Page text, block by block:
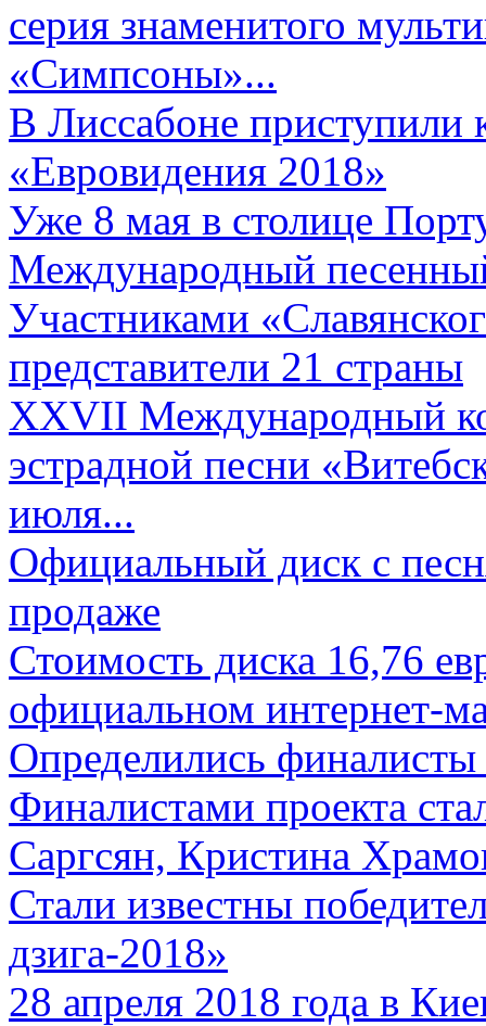
серия знаменитого
«Симпсоны»...
В Лиссабоне приступили
«Евровидения 2018»
Уже 8 мая в столице
Международный
Участниками
представители 21 страны
XXVII Международный
эстрадной песни
июля...
Официальный диск с
продаже
Стоимость диска 16,76
официальном интернет-
Определились
Финалистами проекта
Саргсян, Кристина
Стали известны
дзига-2018»
28 апреля 2018 года в